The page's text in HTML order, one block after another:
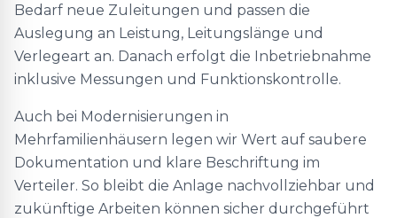
Bedarf neue Zuleitungen und passen die
Auslegung an Leistung, Leitungslänge und
Verlegeart an. Danach erfolgt die Inbetriebnahme
inklusive Messungen und Funktionskontrolle.
Auch bei Modernisierungen in
Mehrfamilienhäusern legen wir Wert auf saubere
Dokumentation und klare Beschriftung im
Verteiler. So bleibt die Anlage nachvollziehbar und
zukünftige Arbeiten können sicher durchgeführt